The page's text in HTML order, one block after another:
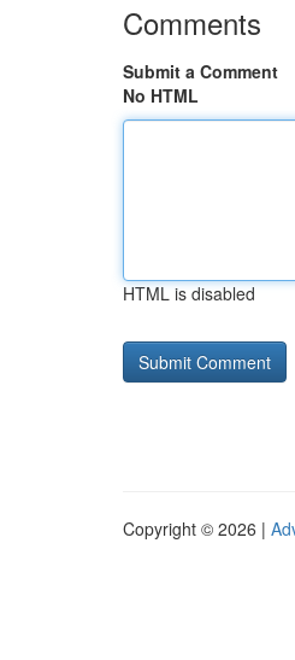
Comments
Submit a Comment
No HTML
HTML is disabled
Copyright © 2026 |